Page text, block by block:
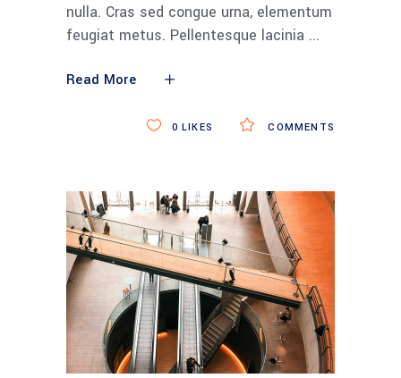
nulla. Cras sed congue urna, elementum
feugiat metus. Pellentesque lacinia
Read More
COMMENTS
0 LIKES